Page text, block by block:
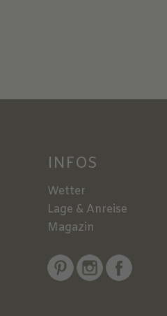
INFOS
Wetter
Lage & Anreise
Magazin